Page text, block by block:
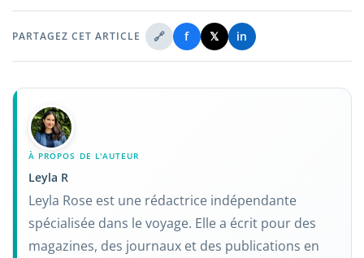
PARTAGEZ CET ARTICLE 🔗 f 𝕏 in
À PROPOS DE L'AUTEUR
Leyla R
Leyla Rose est une rédactrice indépendante
spécialisée dans le voyage. Elle a écrit pour des
magazines, des journaux et des publications en